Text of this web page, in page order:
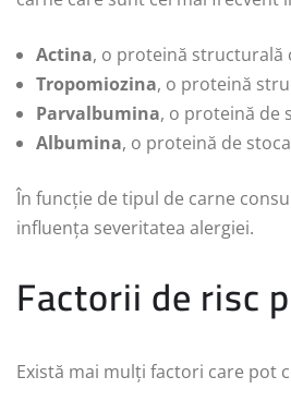
Actina, o proteină structurală
Tropomiozina, o proteină
Parvalbumina, o proteină de
Albumina, o proteină de
În funcție de tipul de carne
influența severitatea alergiei.
Factorii de risc
Există mai mulți factori care pot